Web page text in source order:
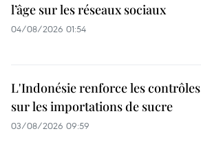
l’âge sur les réseaux sociaux
04/08/2026 01:54
L'Indonésie renforce les contrôles
sur les importations de sucre
03/08/2026 09:59